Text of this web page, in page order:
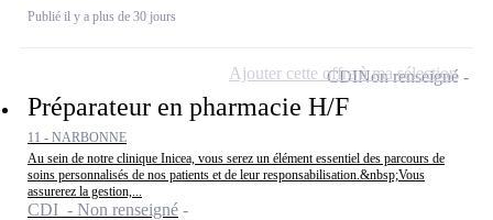
Publié il y a plus de 30 jours
Préparateur en pharmacie H/F
11 - NARBONNE
Au sein de notre clinique Inicea, vous serez un élément essentiel des parcours de
soins personnalisés de nos patients et de leur responsabilisation.&nbsp;Vous
assurerez la gestion,...
CDI - Non renseigné
CDINon renseigné
Ajouter cette offre à ma sélection